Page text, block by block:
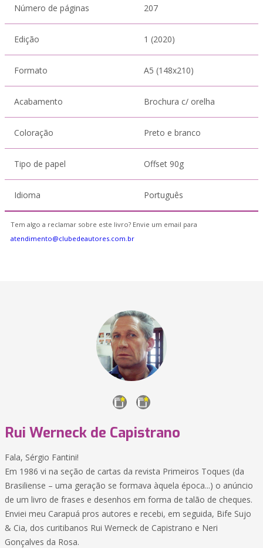
Número de páginas 207
Edição 1 (2020)
Formato A5 (148x210)
Acabamento Brochura c/ orelha
Coloração Preto e branco
Tipo de papel Offset 90g
Idioma Português
Tem algo a reclamar sobre este livro? Envie um email para
atendimento@clubedeautores.com.br
Rui Werneck de Capistrano
Fala, Sérgio Fantini!
Em 1986 vi na seção de cartas da revista Primeiros Toques (da
Brasiliense – uma geração se formava àquela época...) o anúncio
de um livro de frases e desenhos em forma de talão de cheques.
Enviei meu Carapuá pros autores e recebi, em seguida, Bife Sujo
& Cia, dos curitibanos Rui Werneck de Capistrano e Neri
Gonçalves da Rosa.